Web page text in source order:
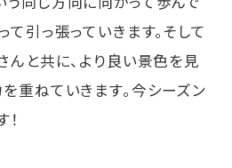
て引っ張っていきます。そして
んと共に、より良い景色を見
重ねていきます。今シーズン